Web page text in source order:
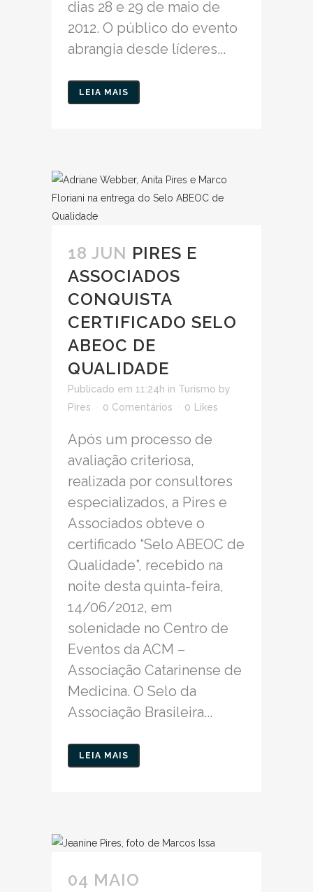
dias 28 e 29 de maio de
2012. O público do evento
abrangia desde líderes...
LEIA MAIS
18 JUN PIRES E
ASSOCIADOS
CONQUISTA
CERTIFICADO SELO
ABEOC DE
QUALIDADE
Publicado em 11:24h in Turismo by
Pires
0 Comentários 0 Likes
Após um processo de
avaliação criteriosa,
realizada por consultores
especializados, a Pires e
Associados obteve o
certificado “Selo ABEOC de
Qualidade”, recebido na
noite desta quinta-feira,
14/06/2012, em
solenidade no Centro de
Eventos da ACM –
Associação Catarinense de
Medicina. O Selo da
Associação Brasileira...
LEIA MAIS
04 MAIO